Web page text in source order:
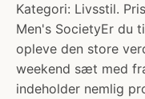
Kategori: Livsstil.
Men's SocietyEr du
opleve den store
weekend sæt med
indeholder nemlig